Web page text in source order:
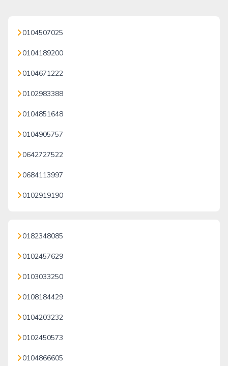
0104507025
0104189200
0104671222
0102983388
0104851648
0104905757
0642727522
0684113997
0102919190
0182348085
0102457629
0103033250
0108184429
0104203232
0102450573
0104866605